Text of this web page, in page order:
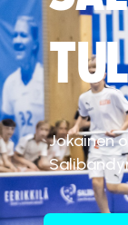
Jokainen